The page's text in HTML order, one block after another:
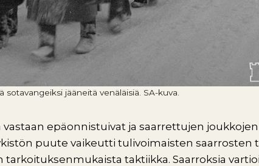
sotavangeiksi jääneitä venäläisiä. SA-kuva.
epäonnistuivat ja saarrettujen joukkojen
puute vaikeutti tulivoimaisten saarrosten
taktiikka. Saarroksia